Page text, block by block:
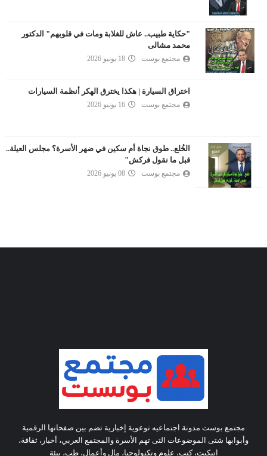
"حكاية طبيب.. عاش للغلابة ومات في قلوبهم" الدكتور
محمد مشالى
مجتمع بوست 18 يونيو 2026
اختراق السيارة | هكذا يخترق الهكر أنظمة السيارات
مجتمع بوست 16 يونيو 2026
الخُلع.. طوق نجاة أم سكين في ضهر الأسرة؟ مجلس العيلة..
قبل ما نقول فركش"
مجتمع بوست 08 يونيو 2026
مجتمع بوست مدونة اجتماعيه توعوية إخبارية تضم بين صفحاتها الرقمية
وأبوابها شتى الموضوعات التى تهم الأسرة والمجتمع العربي، أخبار، ثقافة،
اتيكيت، كتب، علوم وتكنولوجيا، مال وأعمال، طب، بيئة